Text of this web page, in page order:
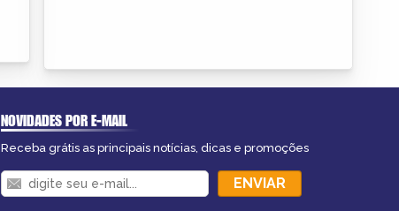
NOVIDADES POR E-MAIL
Receba grátis as principais notícias, dicas e promoções